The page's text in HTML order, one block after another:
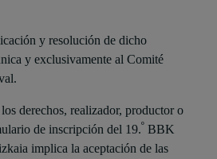
y resolución de dicho
y exclusivamente al Comité
derechos, realizador, productor o
de inscripción del 19.º BBK
implica la aceptación de las